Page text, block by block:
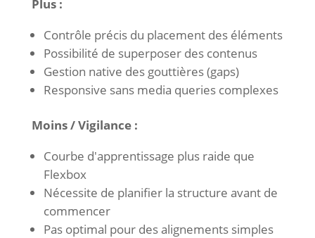
Plus :
Contrôle précis du placement des éléments
Possibilité de superposer des contenus
Gestion native des gouttières (gaps)
Responsive sans media queries complexes
Moins / Vigilance :
Courbe d'apprentissage plus raide que
Flexbox
Nécessite de planifier la structure avant de
commencer
Pas optimal pour des alignements simples